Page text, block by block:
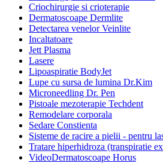
Criochirurgie si crioterapie
Dermatoscoape Dermlite
Detectarea venelor Veinlite
Incaltatoare
Jett Plasma
Lasere
Lipoaspiratie BodyJet
Lupe cu sursa de lumina Dr.Kim
Microneedling Dr. Pen
Pistoale mezoterapie Techdent
Remodelare corporala
Sedare Constienta
Sisteme de racire a pielii - pentru
Tratare hiperhidroza (transpiratie
VideoDermatoscoape Horus